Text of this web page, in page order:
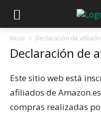
Inicio Declaración de
Declaración de
Este sitio web está
afiliados de
compras realizadas